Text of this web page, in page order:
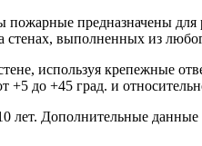
предназначены для
выполненных из
используя крепежные
+5 до +45 град. и
лет. Дополнительные